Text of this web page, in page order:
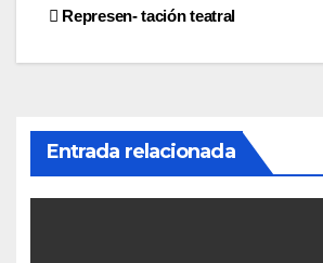
Navegación
de
Represen- tación teatral
Entrada relacionada